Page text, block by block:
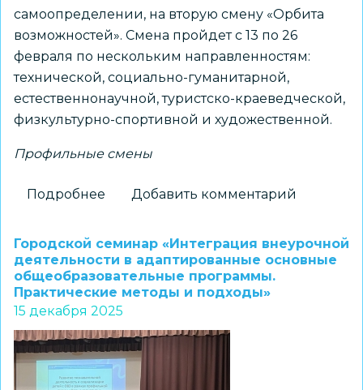
самоопределении, на вторую смену «Орбита
возможностей». Смена пройдет с 13 по 26
февраля по нескольким направленностям:
технической, социально-гуманитарной,
естественнонаучной, туристско-краеведческой,
физкультурно-спортивной и художественной.
Профильные смены
Подробнее
приглашают
на
смену
«Орбита
возможностей»
во
Всероссийский
детский
Добавить комментарий
Городской семинар «Интеграция внеурочной
деятельности в адаптированные основные
общеобразовательные программы.
Практические методы и подходы»
15 декабря 2025